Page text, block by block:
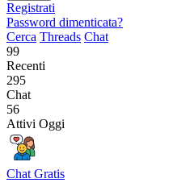
Registrati
Password dimenticata?
Cerca Threads Chat
99
Recenti
295
Chat
56
Attivi Oggi
Chat Gratis